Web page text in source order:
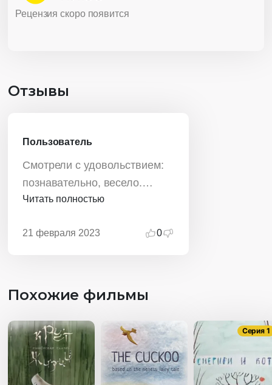
Рецензия скоро появится
Отзывы
Пользователь
Смотрели с удовольствием:
познавательно, весело.
Спасибо!
Читать полностью
21 февраля 2023 0
Похожие фильмы
Серия 1